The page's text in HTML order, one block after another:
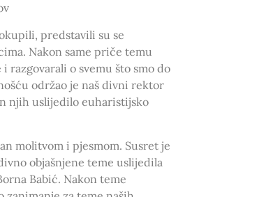
predstavili su se
Nakon same priče temu
razgovarali o svemu što smo do
održao je naš divni rektor
njih uslijedilo euharistijsko
molitvom i pjesmom. Susret je
objašnjene teme uslijedila
Babić. Nakon teme